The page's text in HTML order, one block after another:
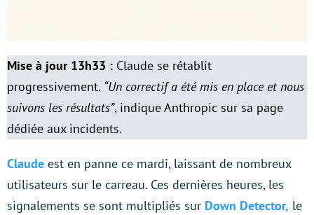
Mise à jour 13h33 : Claude se rétablit
progressivement. “Un correctif a été mis en place et nous
suivons les résultats”, indique Anthropic sur sa page
dédiée aux incidents.
Claude est en panne ce mardi, laissant de nombreux
utilisateurs sur le carreau. Ces dernières heures, les
signalements se sont multipliés sur Down Detector, le